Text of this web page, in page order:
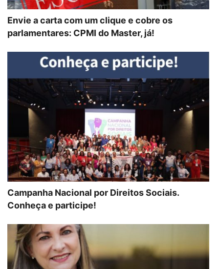
Envie a carta com um clique e cobre os
parlamentares: CPMI do Master, já!
Campanha Nacional por Direitos Sociais.
Conheça e participe!